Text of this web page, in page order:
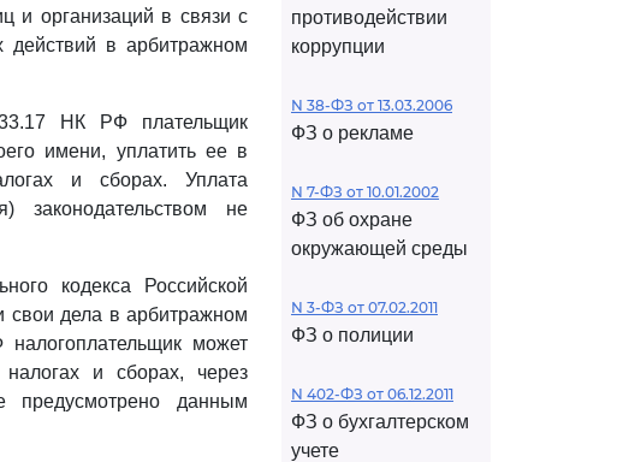
и организаций в связи с
действий в арбитражном
НК РФ плательщик
имени, уплатить ее в
и сборах. Уплата
законодательством не
кодекса Российской
свои дела в арбитражном
может
налогах и сборах, через
предусмотрено данным
противодействии
коррупции
N 38-ФЗ от 13.03.2006
ФЗ о рекламе
N 7-ФЗ от 10.01.2002
ФЗ об охране
окружающей среды
N 3-ФЗ от 07.02.2011
ФЗ о полиции
N 402-ФЗ от 06.12.2011
ФЗ о бухгалтерском
учете